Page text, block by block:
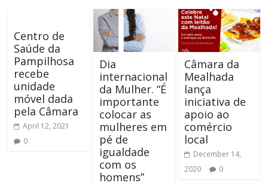
Centro de
Saúde da
Pampilhosa
recebe
unidade
móvel dada
pela Câmara
April 12, 2021
0
Dia
internacional
da Mulher. “É
importante
colocar as
mulheres em
pé de
igualdade
com os
homens”
Câmara da
Mealhada
lança
iniciativa de
apoio ao
comércio
local
December 14,
2020
0